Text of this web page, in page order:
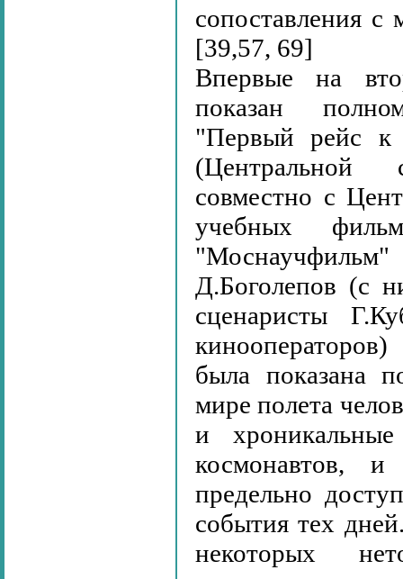
сопоставления с
[39,57, 69]
Впервые на
показан
"Первый рейс
(Центральной
совместно с
учебных
Д.Боголепов (с
сценаристы
была показана
мире полета
и
космонавтов,
предельно
события тех
некоторых